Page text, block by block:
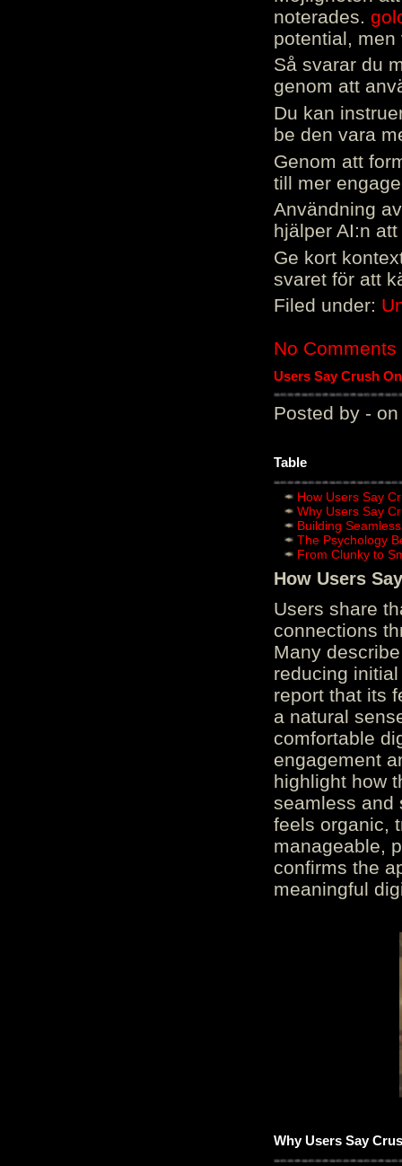
noterades.
potential, men
Så svarar du
genom att
Du kan
be den vara
Genom att
till mer
Användning
hjälper AI:n
Ge kort
svaret för att
Filed under:
No Comments
Users Say Crush
Posted by - on
Table
How Users Say
Why Users Say
Building
The Psychology
From Clunky to
How Users
Users share
connections
Many
reducing
report that its
a natural
comfortable
engagement
highlight how
seamless and
feels organic,
manageable,
confirms the
meaningful
Why Users Say